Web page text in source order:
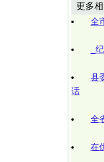
更多相
全
_
县
话
全
在